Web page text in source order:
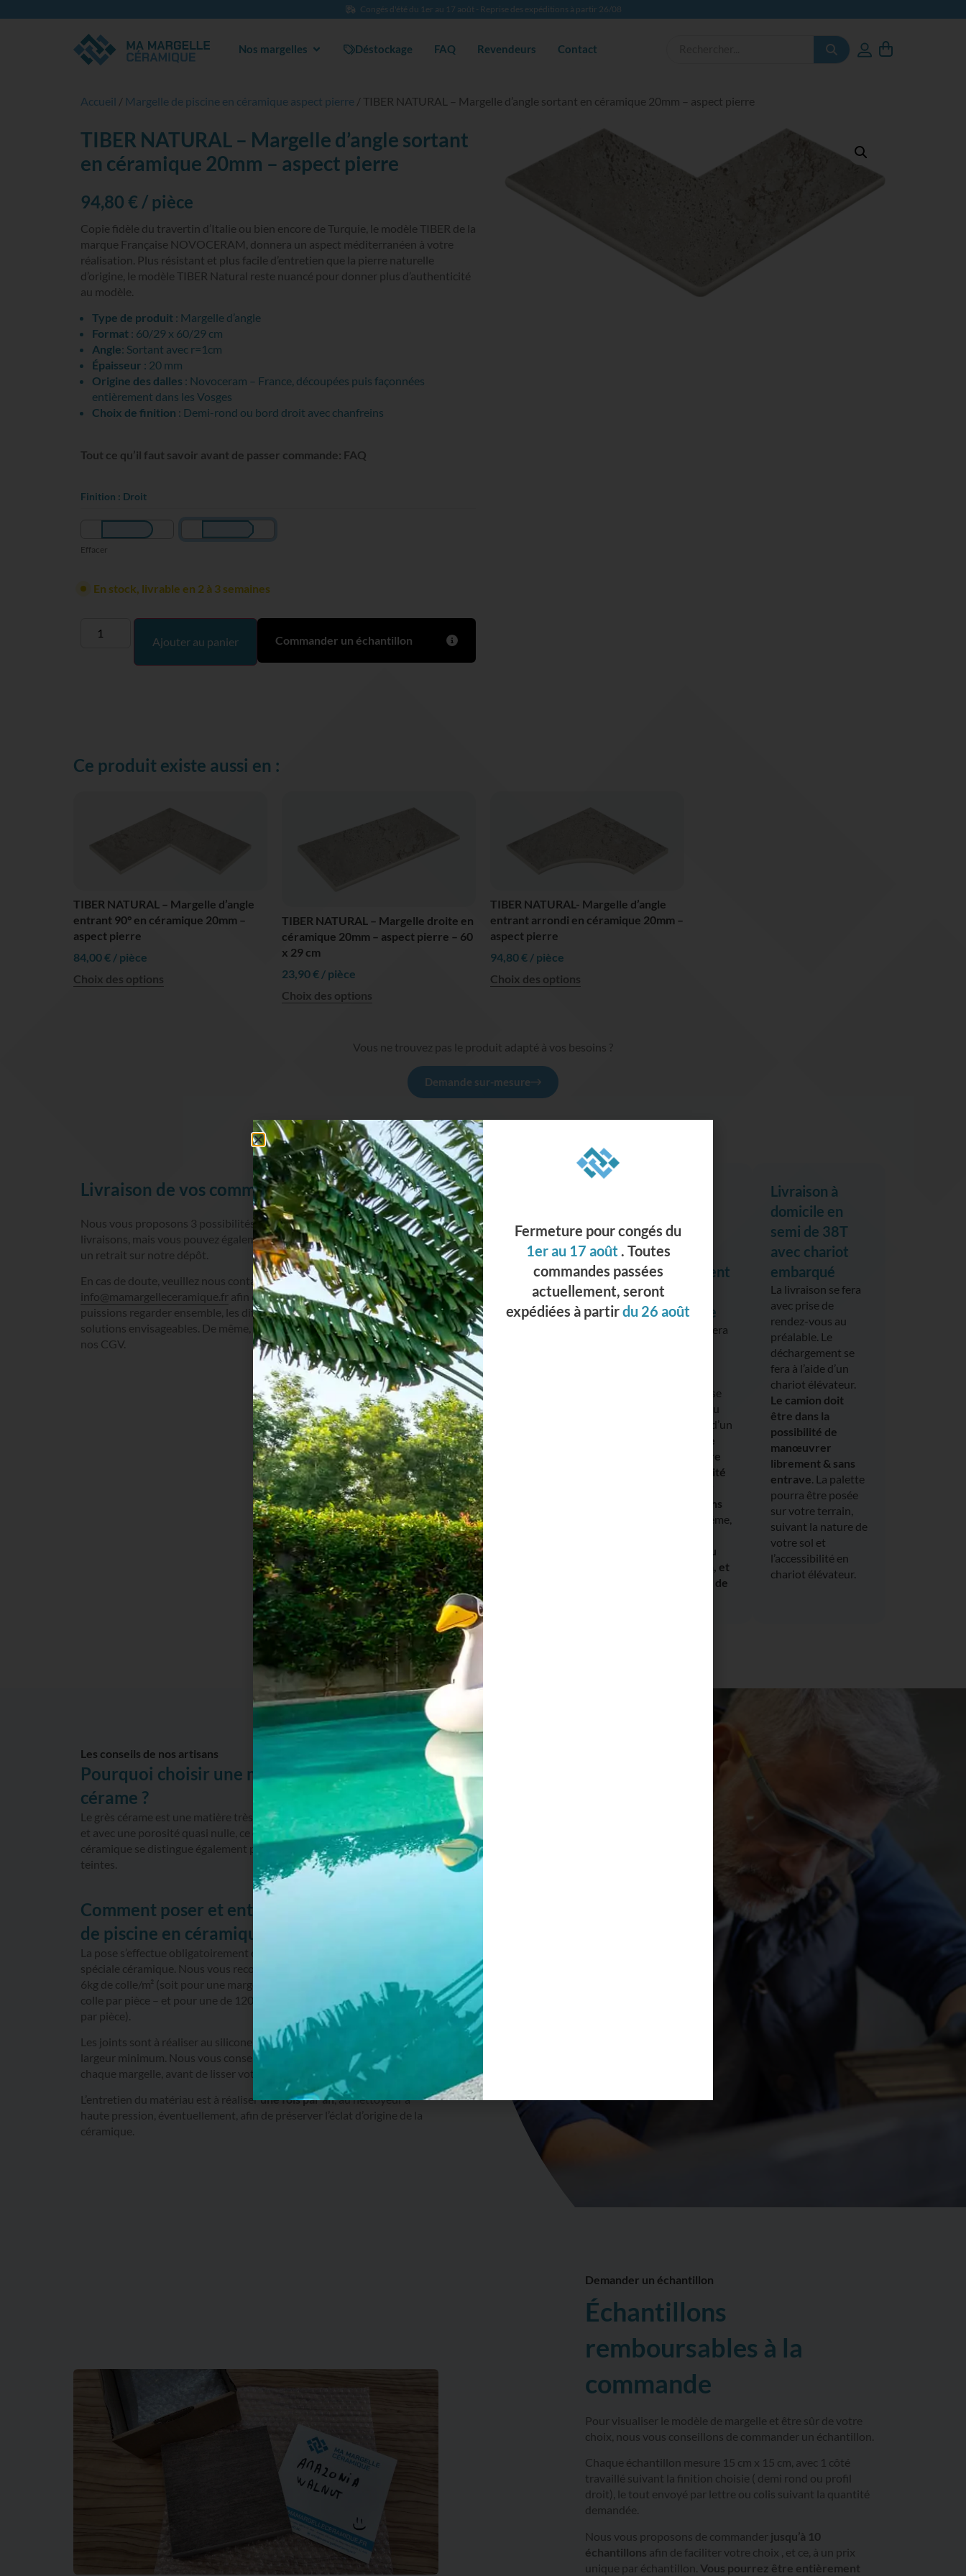
Congés d'été du 1er au 17 août - Reprise des expéditions à partir 26/08
Nos margelles Déstockage FAQ Revendeurs Contact
Accueil / Margelle de piscine en céramique aspect pierre / TIBER NATURAL – Margelle d’angle sortant en céramique 20mm – aspect pierre
TIBER NATURAL – Margelle d’angle sortant
en céramique 20mm – aspect pierre
94,80 € / pièce
Copie fidèle du travertin d’Italie ou bien encore de Turquie, le modèle TIBER de la
marque Française NOVOCERAM, donnera un aspect méditerranéen à votre
réalisation. Plus résistant et plus facile d’entretien que la pierre naturelle
d’origine, le modèle TIBER Natural reste nuancé pour donner plus d’authenticité
au modèle.
Type de produit : Margelle d’angle
Format : 60/29 x 60/29 cm
Angle: Sortant avec r=1cm
Épaisseur : 20 mm
Origine des dalles : Novoceram – France, découpées puis façonnées
entièrement dans les Vosges
Choix de finition : Demi-rond ou bord droit avec chanfreins
Tout ce qu’il faut savoir avant de passer commande: FAQ
Finition : Droit
Effacer
En stock, livrable en 2 à 3 semaines
Ajouter au panier Commander un échantillon
Ce produit existe aussi en :
TIBER NATURAL – Margelle d’angle
entrant 90° en céramique 20mm –
aspect pierre
84,00€ / pièce
Choix des options
TIBER NATURAL – Margelle droite en
céramique 20mm – aspect pierre – 60
x 29 cm
23,90€ / pièce
Choix des options
TIBER NATURAL- Margelle d’angle
entrant arrondi en céramique 20mm –
aspect pierre
94,80€ / pièce
Choix des options
Vous ne trouvez pas le produit adapté à vos besoins ?
Demande sur-mesure
Livraison de vos commandes
Nous vous proposons 3 possibilités pour les
livraisons, mais vous pouvez également opter pour
un retrait sur notre dépôt.
En cas de doute, veuillez nous contacter par mail à :
info@mamargelleceramique.fr afin que nous
puissions regarder ensemble, les différentes
solutions envisageables. De même, veuillez consulter
nos CGV.
Chronopost &
Colissimo
Pour les colis < à
20kg ( échantillons,
cartouches de
silicone..), à
domicile ou point
relais
La marchandise
pourra être retirée
sur notre dépôt,
situé à St Amé, avec
prise de rendez-
vous au préalable
et suivant nos
semi avec
hayon et
déchargement
avec
transpalette
La livraison se fera
déchargement se
fera à l’arrière du
camion à l’aide d’un
Le
camion doit être
dans la possibilité
librement & sans
. De même,
posée au sol, au
pied du camion, et
ce, en fonction de
Livraison à
domicile en
semi de 38T
avec chariot
embarqué
La livraison se fera
avec prise de
rendez-vous au
préalable. Le
déchargement se
fera à l’aide d’un
chariot élévateur.
Le camion doit
être dans la
possibilité de
manœuvrer
librement & sans
entrave. La palette
pourra être posée
sur votre terrain,
suivant la nature de
votre sol et
l’accessibilité en
chariot élévateur.
Les conseils de nos artisans
Pourquoi choisir une margelle en grès
cérame ?
Le grès cérame est une matière très dure, résistante aux UV, aux acides
et avec une porosité quasi nulle, ce qui la rend facile d’entretien. La
céramique se distingue également par un grand choix d’aspects et de
teintes.
Comment poser et entretenir une margelle
de piscine en céramique ?
La pose s’effectue obligatoirement en double encollage, avec une colle
spéciale céramique. Nous vous recommandons de prévoir environ 5 à
6kg de colle/m² (soit pour une margelle de 60 x 29 cm, prévoir 1kg de
colle par pièce – et pour une de 120 x 30 cm, prévoir 2,16 kg de colle
par pièce).
Les joints sont à réaliser au silicone spécial céramique, sur 3 mm de
largeur minimum. Nous vous conseillons de masquer les bords de
chaque margelle, avant de lisser votre joint.
L’entretien du matériau est à réaliserune fois par an, au nettoyeur à
haute pression, éventuellement, afin de préserver l’éclat d’origine de la
céramique.
Demander un échantillon
Échantillons
remboursables à la
commande
Pour visualiser le modèle de margelle et être sûr de votre
choix, nous vous conseillons de commander un échantillon.
Chaque échantillon mesure 15 cm x 15 cm, avec 1 côté
travaillé suivant la finition choisie ( demi rond ou profil
droit), le tout envoyé par lettre ou colis suivant la quantité
demandée.
Nous vous proposons de commander jusqu’à 10
échantillons afin de faciliter votre choix , et ce, à un prix
unique par échantillon. Vous pourrez être entièrement